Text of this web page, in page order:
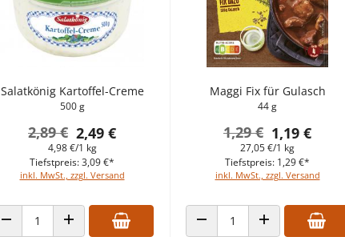
Salatkönig Kartoffel-Creme
500 g
2,49 €
2,89 €
4,98 €/1 kg
inkl. MwSt., zzgl. Versand
Tiefstpreis: 3,09 €*
ANZAHL VERRINGERNANZAHL ERHÖHEN
Maggi Fix für Gulasch
44 g
1,19 €
1,29 €
27,05 €/1 kg
inkl. MwSt., zzgl. Versand
Tiefstpreis: 1,29 €*
ANZAHL VERRINGERNANZAHL ERHÖHEN